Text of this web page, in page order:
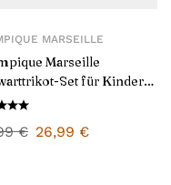
MARSEILLE
Marseille
Set für Kinder
26
€ 26,99 €